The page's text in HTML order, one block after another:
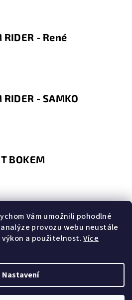
Vám umožnili pohodlné
provozu webu neustále
výkon a použitelnost.Více
Nastavení
RIDER - René
RIDER - SAMKO
BOKEM
Hledat